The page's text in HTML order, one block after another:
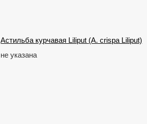
Астильба курчавая Liliput (A. crispa Liliput)
не указана